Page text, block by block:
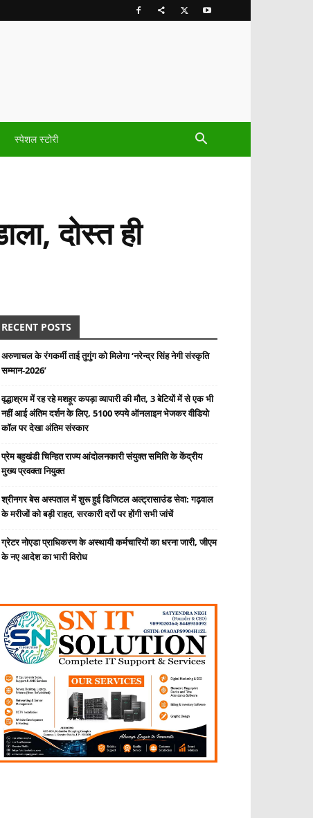
स्पेशल स्टोरी
दोस्त ही
RECENT POSTS
अरुणाचल के रंगकर्मी ताई तुगुंग को मिलेगा ‘नरेन्द्र सिंह नेगी संस्कृति
सम्मान-2026’
वृद्धाश्रम में रह रहे मशहूर कपड़ा व्यापारी की मौत, 3 बेटियों में से एक भी
नहीं आई अंतिम दर्शन के लिए, 5100 रुपये ऑनलाइन भेजकर वीडियो
कॉल पर देखा अंतिम संस्कार
प्रेम बहुखंडी चिन्हित राज्य आंदोलनकारी संयुक्त समिति के केंद्रीय
मुख्य प्रवक्ता नियुक्त
श्रीनगर बेस अस्पताल में शुरू हुई डिजिटल अल्ट्रासाउंड सेवा: गढ़वाल
के मरीजों को बड़ी राहत, सरकारी दरों पर होंगी सभी जांचें
ग्रेटर नोएडा प्राधिकरण के अस्थायी कर्मचारियों का धरना जारी, जीएम
के नए आदेश का भारी विरोध